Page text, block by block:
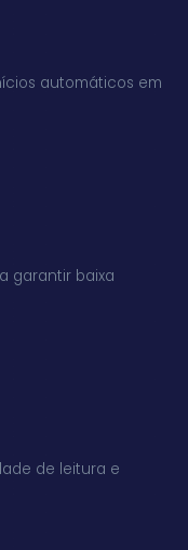
automáticos em
garantir baixa
de leitura e